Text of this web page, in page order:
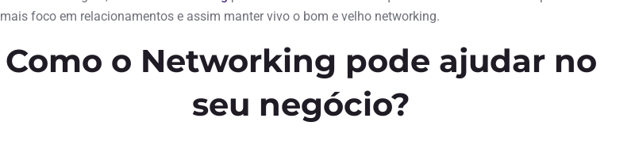
mais foco em relacionamentos e assim manter vivo o bom e velho networking.
Como o Networking pode ajudar no
seu negócio?